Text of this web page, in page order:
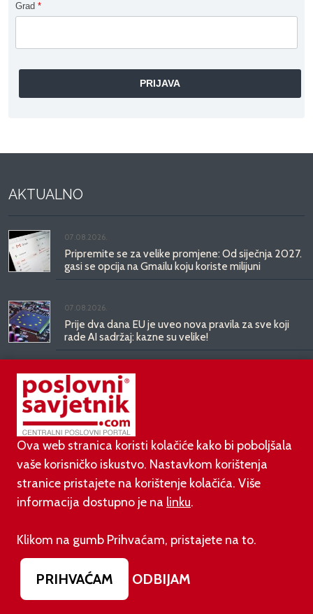
Grad *
AKTUALNO
07.08.2026.
Pripremite se za velike promjene: Od siječnja 2027.
gasi se opcija na Gmailu koju koriste milijuni
07.08.2026.
Prije dva dana EU je uveo nova pravila za sve koji
rade AI sadržaj: kazne su velike!
03.08.2026.
Otvoren jedan od najvećih family hotela na
srednjem Jadranu
01.08.2026.
Novi zakon o najmu bolje štiti najmoprimce, ali i
najmodavce
PODUZETNIŠTVO
01.08.2026.
adidas i Hrvatski nogometni savez objavili
Ova web stranica koristi kolačiće kako bi poboljšala
vaše korisničko iskustvo. Nastavkom korištenja
stranice pristajete na korištenje kolačića. Više
informacija dostupno je na linku.
Klikom na gumb Prihvaćam, pristajete na to.
PRIHVAĆAM ODBIJAM